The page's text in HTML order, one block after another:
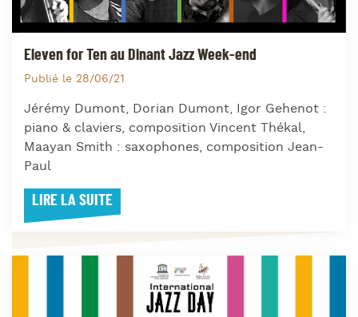
Eleven for Ten au Dinant Jazz Week-end
Publié le 28/06/21
Jérémy Dumont, Dorian Dumont, Igor Gehenot :
piano & claviers, composition Vincent Thékal,
Maayan Smith : saxophones, composition Jean-
Paul
LIRE LA SUITE